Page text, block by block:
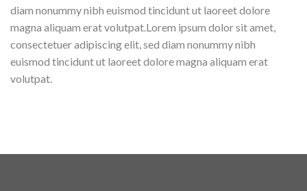
diam nonummy nibh euismod tincidunt ut laoreet dolore
magna aliquam erat volutpat.Lorem ipsum dolor sit amet,
consectetuer adipiscing elit, sed diam nonummy nibh
euismod tincidunt ut laoreet dolore magna aliquam erat
volutpat.